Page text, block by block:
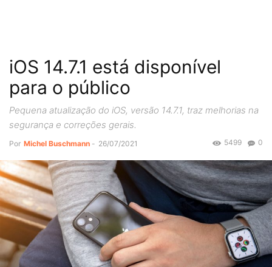
iOS 14.7.1 está disponível
para o público
Pequena atualização do iOS, versão 14.7.1, traz melhorias na
segurança e correções gerais.
Por Michel Buschmann - 26/07/2021 0
5499